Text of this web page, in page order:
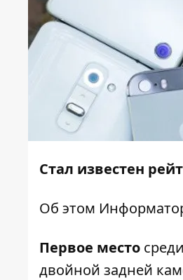
Стал известен
Об этом
Первое место
двойной задней